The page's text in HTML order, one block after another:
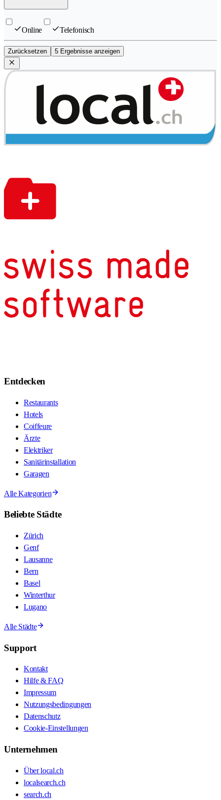
Online Telefonisch
Zurücksetzen 5 Ergebnisse anzeigen
Entdecken
Restaurants
Hotels
Coiffeure
Ärzte
Elektriker
Sanitärinstallation
Garagen
Alle Kategorien
Beliebte Städte
Zürich
Genf
Lausanne
Bern
Basel
Winterthur
Lugano
Alle Städte
Support
Kontakt
Hilfe & FAQ
Impressum
Nutzungsbedingungen
Datenschutz
Cookie-Einstellungen
Unternehmen
Über local.ch
localsearch.ch
search.ch